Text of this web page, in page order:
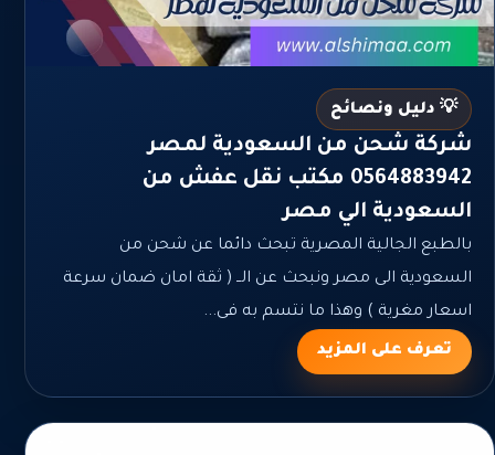
💡 دليل ونصائح
شركة شحن من السعودية لمصر
0564883942 مكتب نقل عفش من
السعودية الي مصر
بالطبع الجالية المصرية تبحث دائما عن شحن من
السعودية الى مصر ونبحث عن الــ ( ثقة امان ضمان سرعة
اسعار مغرية ) وهذا ما نتسم به فى...
تعرف على المزيد